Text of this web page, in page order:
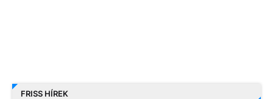
FRISS HÍREK